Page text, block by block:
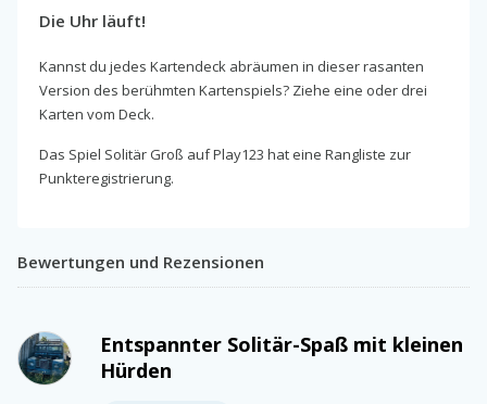
Die Uhr läuft!
Kannst du jedes Kartendeck abräumen in dieser rasanten
Version des berühmten Kartenspiels? Ziehe eine oder drei
Karten vom Deck.
Das Spiel Solitär Groß auf Play123 hat eine Rangliste zur
Punkteregistrierung.
Bewertungen und Rezensionen
Entspannter Solitär-Spaß mit kleinen
Hürden